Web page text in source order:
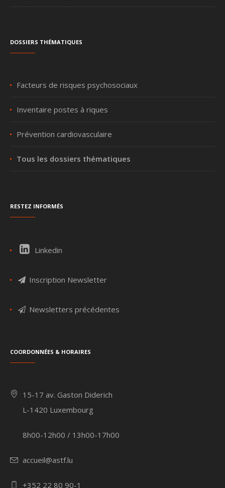
Dossiers thématiques
Facteurs de risques psychosociaux
Inventaire postes à riques
Prévention cardiovasculaire
Tous les dossiers thématiques
Restez informés
Linkedin
Inscription Newsletter
Newsletters précédentes
Coordonnées & Horaires
15-17 av. Gaston Diderich
L-1420 Luxembourg
8h00-12h00 / 13h00-17h00
accueil@astf.lu
+352 22 80 90-1